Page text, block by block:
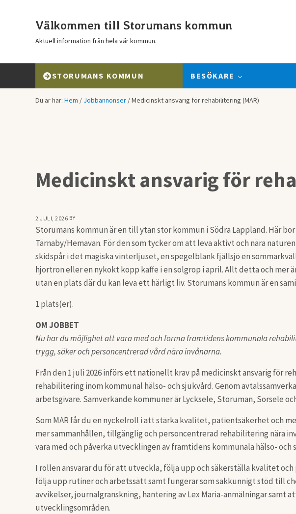
Välkommen till Storumans kommun
Aktuell information från hela vår kommun.
STORUMANS KOMMUN BESÖKARE
Du är här: Hem / Jobbannonser /Medicinskt ansvarig för rehabilitering (MAR)
Medicinskt ansvarig för
2 JULI, 2026 BY
Storumans kommun är en till ytan stor kommun i Södra Lappland. Här
Tärnaby/Hemavan. För den som tycker om att leva aktivt och nära
skidspår i det magiska vinterljuset, en spegelblank fjällsjö en
hjortron eller en nykokt kopp kaffe i en solgrop i april. Allt detta och mer
utan en plats där du kan leva ett härligt liv. Storumans kommun är en
1 plats(er).
OM JOBBET
Nu har du möjlighet att vara med och forma framtidens kommunala
trygg, säker och personcentrerad vård nära invånarna.
Från den 1 juli 2026 införs ett nationellt krav på medicinskt ansvarig för
rehabilitering inom kommunal hälso- och sjukvård. Genom
arbetsgivare. Samverkande kommuner är Lycksele, Storuman, Sorsele
Som MAR får du en nyckelroll i att stärka kvalitet, patientsäkerhet och
mer sammanhållen, tillgänglig och personcentrerad rehabilitering nära
vara med och påverka utvecklingen av framtidens kommunala hälso- och
I rollen ansvarar du för att utveckla, följa upp och säkerställa kvalitet
följa upp rutiner och arbetssätt samt fungerar som sakkunnigt stöd till
avvikelser, journalgranskning, hantering av Lex Maria-anmälningar
utvecklingsområden.